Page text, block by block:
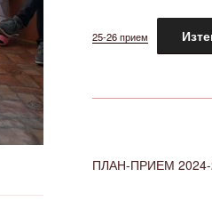
25-26 прием
ПЛАН-ПРИЕМ 2024-